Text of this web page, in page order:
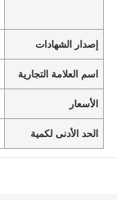
إصدار الشهادات
اسم العلامة التجارية
الأسعار
الحد الأدنى لكمية